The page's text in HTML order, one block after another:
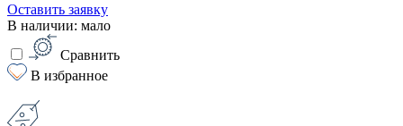
Оставить заявку
В наличии: мало
Сравнить
В избранное